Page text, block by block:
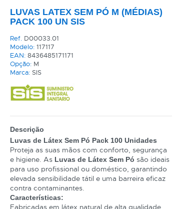
LUVAS LATEX SEM PÓ M (MÉDIAS)
PACK 100 UN SIS
Ref. D00033.01
Modelo:117117
EAN:8436485171171
Opção:M
Marca:SIS
Descrição
Luvas de Látex Sem Pó Pack 100 Unidades
Proteja as suas mãos com conforto, segurança
e higiene. As Luvas de Látex Sem Pó são ideais
para uso profissional ou doméstico, garantindo
elevada sensibilidade tátil e uma barreira eficaz
contra contaminantes.
Características:
Fabricadas em látex natural de alta qualidade